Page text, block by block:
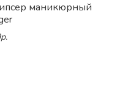
маникюрный